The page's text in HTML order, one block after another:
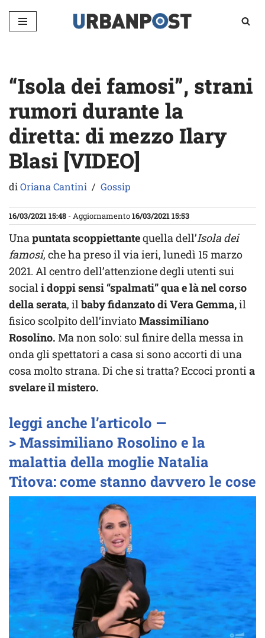
Vai
“Isola dei famosi”, strani
rumori durante la
diretta: di mezzo Ilary
Blasi [VIDEO]
diOriana Cantini Gossip
16/03/2021 15:48 - Aggiornamento16/03/2021 15:53
Unapuntata scoppiettantequella dell’Isola dei
famosi, che ha preso il via ieri, lunedì 15 marzo
2021. Al centro dell’attenzione degli utenti sui
sociali doppi sensi “spalmati” qua e là nel corso
della serata, ilbaby fidanzato di Vera Gemma,il
fisico scolpito dell’inviatoMassimiliano
Rosolino. Ma non solo: sul finire della messa in
onda gli spettatori a casa si sono accorti di una
cosa molto strana. Di che si tratta? Eccoci prontia
svelare il mistero.
leggi anche l’articolo —
> Massimiliano Rosolino e la
malattia della moglie Natalia
Titova: come stanno davvero le cose